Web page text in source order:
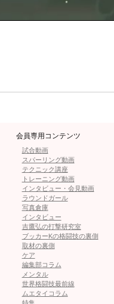
ンド負け！無敗・飯野雄
ェヴィガ雄志、KO負け
で話題「彼は別格だ」
れ、逆脚で“回転”空中キ
会員専用コンテンツ
試合動画
スパーリング動画
テクニック講座
トレーニング動画
インタビュー・会見動画
ラウンドガール
写真倉庫
インタビュー
吉鷹弘の打撃研究室
ブッカーKの格闘技の裏側
取材の裏側
ケア
編集部コラム
メンタル
世界格闘技最前線
ムエタイコラム